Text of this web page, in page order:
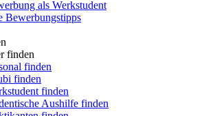
als Werkstudent
Bewerbungstipps
finden
finden
finden
finden
Aushilfe finden